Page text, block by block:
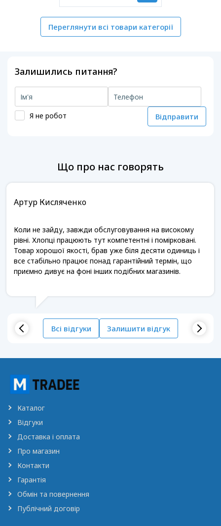
Переглянути всі товари категорії
Залишились питання?
Я не робот Відправити
Що про нас говорять
Артур Кисляченко
Коли не зайду, завжди обслуговування на високому
рівні. Хлопці працюють тут компетентні і помірковані.
Товар хорошої якості, брав уже біля десяти одиниць і
все стабільно працює понад гарантійний термін, що
приємно дивує на фоні інших подібних магазинів.
Всі відгуки Залишити відгук
Каталог
Відгуки
Доставка і оплата
Про магазин
Контакти
Гарантія
Обмін та повернення
Публічний договір